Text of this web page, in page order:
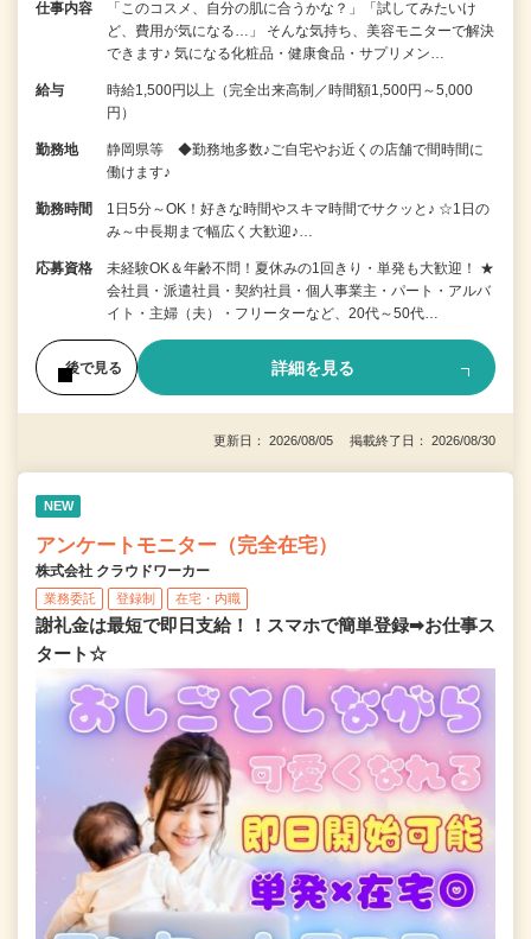
仕事内容
「このコスメ、自分の肌に合うかな？」「試してみたいけ
ど、費用が気になる…」 そんな気持ち、美容モニターで解決
できます♪ 気になる化粧品・健康食品・サプリメン…
給与
時給1,500円以上（完全出来高制／時間額1,500円～5,000
円）
勤務地
静岡県等 ◆勤務地多数♪ご自宅やお近くの店舗で間時間に
働けます♪
勤務時間
1日5分～OK！好きな時間やスキマ時間でサクッと♪ ☆1日の
み～中長期まで幅広く大歓迎♪…
応募資格
未経験OK＆年齢不問！夏休みの1回きり・単発も大歓迎！ ★
会社員・派遣社員・契約社員・個人事業主・パート・アルバ
イト・主婦（夫）・フリーターなど、20代～50代…
後で見る 詳細を見る
更新日： 2026/08/05 掲載終了日： 2026/08/30
NEW
アンケートモニター（完全在宅）
株式会社 クラウドワーカー
業務委託 登録制 在宅・内職
謝礼金は最短で即日支給！！スマホで簡単登録➡お仕事ス
タート☆